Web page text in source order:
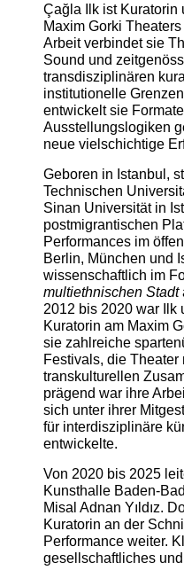
Çağla Ilk ist Kuratorin
Maxim Gorki
Arbeit verbindet sie
Sound und
transdisziplinären
institutionelle
entwickelt sie
Ausstellungslogiken
neue vielschichtige
Geboren in Istanbul,
Technischen
Sinan Universität in
postmigrantischen
Performances im
Berlin, München und
wissenschaftlich im
multiethnischen Stadt
2012 bis 2020 war Ilk
Kuratorin am Maxim
sie zahlreiche
Festivals, die
transkulturellen
prägend war ihre
sich unter ihrer
für interdisziplinäre
entwickelte.
Von 2020 bis 2025
Kunsthalle Baden-
Misal Adnan Yıldız.
Kuratorin an der
Performance weiter.
gesellschaftliches